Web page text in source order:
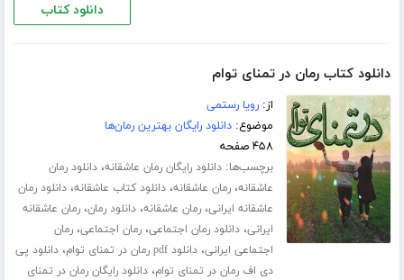
دانلود کتاب
دانلود کتاب رمان در تمنای توام
از:رویا رستمی
موضوع:دانلود رایگان بهترین رمان‌ها
۴۵۸ صفحه
برچسب‌ها:دانلود رایگان رمان عاشقانه،دانلود رمان
عاشقانه،رمان عاشقانه،دانلود کتاب عاشقانه،دانلود رمان
عاشقانه ایرانی،رمان عاشقانه،دانلود رمان،رمان عاشقانه
ایرانی،دانلود رمان اجتماعی،رمان اجتماعی،رمان
اجتماعی ایرانی،دانلود pdf رمان در تمنای توام ،دانلود پی
دی اف رمان در تمنای توام،دانلود رایگان رمان در تمنای